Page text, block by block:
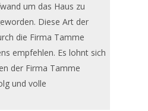
um das Haus zu
Diese Art der
die Firma Tamme
empfehlen. Es lohnt sich
der Firma Tamme
und volle